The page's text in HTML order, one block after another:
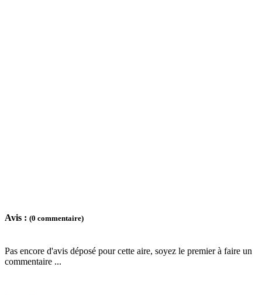
Avis : (0 commentaire)
Pas encore d'avis déposé pour cette aire, soyez le premier à faire un
commentaire ...